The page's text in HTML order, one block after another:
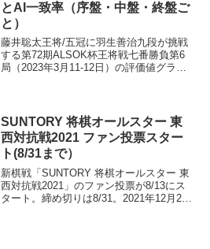
とAI一致率（序盤・中盤・終盤ご
と）
藤井聡太王将/五冠に羽生善治九段が挑戦
する第72期ALSOK杯王将戦七番勝負第6
局（2023年3月11-12日）の評価値グラフ
SUNTORY 将棋オールスター 東
西対抗戦2021 ファン投票スター
ト(8/31まで）
新棋戦「SUNTORY 将棋オールスター 東
西対抗戦2021」のファン投票が8/13にス
タート。締め切りは8/31。2021年12月26